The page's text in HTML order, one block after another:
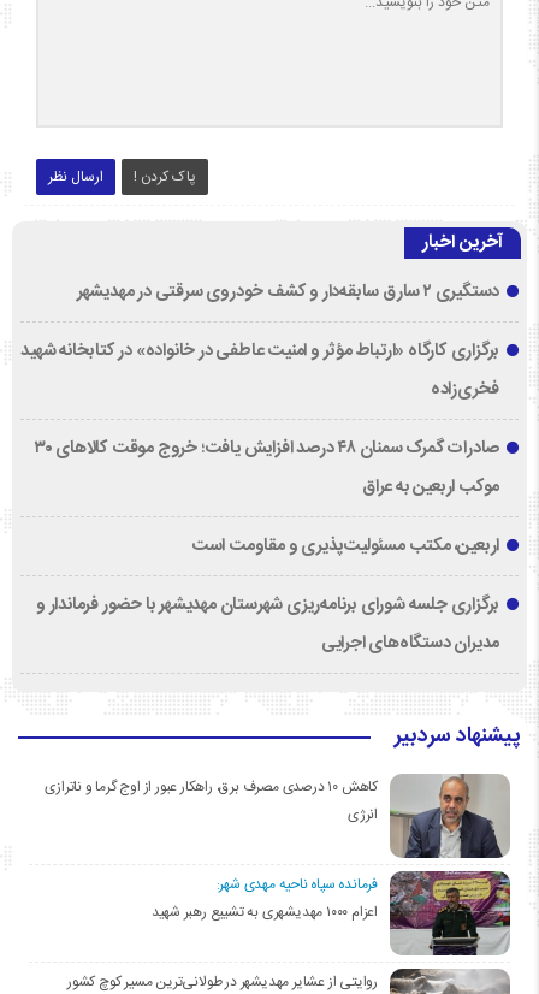
ارسال نظر پاک کردن !
آخرین اخبار
دستگیری ۲ سارق سابقه‌دار و کشف خودروی سرقتی در مهدیشهر
برگزاری کارگاه «ارتباط مؤثر و امنیت عاطفی در خانواده» در کتابخانه شهید
فخری‌زاده
صادرات گمرک سمنان ۴۸ درصد افزایش یافت؛ خروج موقت کالاهای ۳۰
موکب اربعین به عراق
اربعین، مکتب مسئولیت‌پذیری و مقاومت است
برگزاری جلسه شورای برنامه‌ریزی شهرستان مهدیشهر با حضور فرماندار و
مدیران دستگاه‌های اجرایی
پیشنهاد سردبیر
کاهش ۱۰ درصدی مصرف برق، راهکار عبور از اوج گرما و ناترازی
انرژی
فرمانده سپاه ناحیه مهدی شهر:
اعزام ۱۰۰۰ مهدیشهری به تشییع رهبر شهید
روایتی از عشایر مهدیشهر در طولانی‌ترین مسیر کوچ کشور